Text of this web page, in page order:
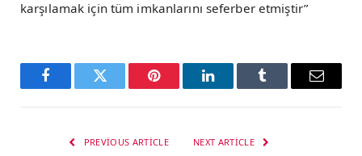
karşılamak için tüm imkanlarını seferber etmiştir”
FacebookTwitter Pinterest LinkedInTumblr Email
PREVIOUS ARTICLE NEXT ARTICLE